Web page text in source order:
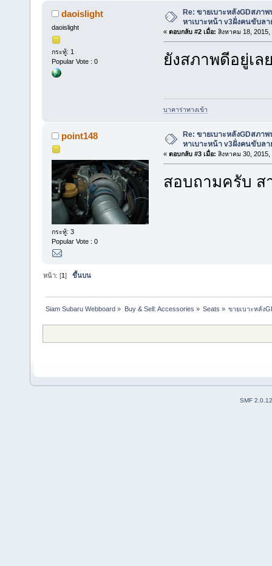
daoislight
daoislight
กระทู้: 1
Popular Vote : 0
Re: ขายเบาะหลังGDสภา
หาเบาะหน้า v3ฝั่งคนขับลา
« ตอบกลับ #2 เมื่อ: สิงหาคม 18, 2015,
ยังสภาพดีอยู่เล
บาคาร่าทางเข้า
point148
กระทู้: 3
Popular Vote : 0
Re: ขายเบาะหลังGDสภา
หาเบาะหน้า v3ฝั่งคนขับลา
« ตอบกลับ #3 เมื่อ: สิงหาคม 30, 2015,
สอบถามครับ ส
หน้า: [1]ขึ้นบน
Siam Subaru Webboard » Buy & Sell: Accessories » Seats » ขายเบาะหลัง
SMF 2.0.12